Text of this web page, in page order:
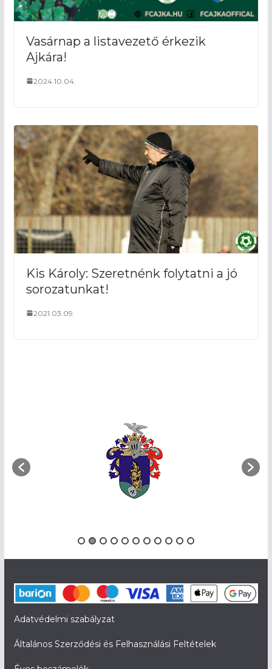
Vasárnap a listavezető érkezik
Ajkára!
2024.10.04.
Kis Károly: Szeretnénk folytatni a jó
sorozatunkat!
2021.03.09.
Adatvédelmi szabályzat
Általános Szerződési és Felhasználási Feltételek